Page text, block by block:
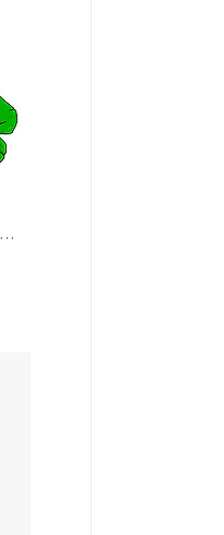
《길문섭의 한 칸의 사색 7》 감꽃